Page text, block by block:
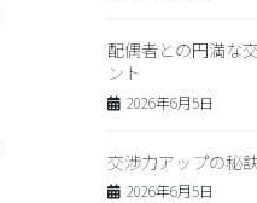
配偶者との円満な
ント
2026年6月5日
交渉力アップの秘
2026年6月5日